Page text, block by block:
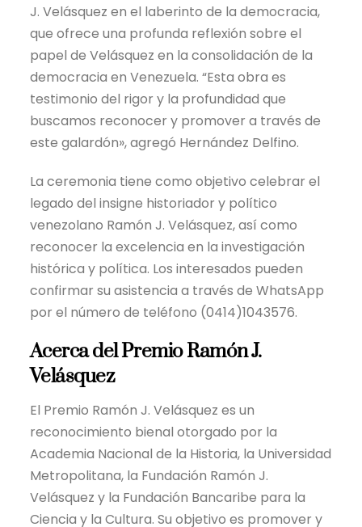
J. Velásquez en el laberinto de la democracia,
que ofrece una profunda reflexión sobre el
papel de Velásquez en la consolidación de la
democracia en Venezuela. “Esta obra es
testimonio del rigor y la profundidad que
buscamos reconocer y promover a través de
este galardón», agregó Hernández Delfino.
La ceremonia tiene como objetivo celebrar el
legado del insigne historiador y político
venezolano Ramón J. Velásquez, así como
reconocer la excelencia en la investigación
histórica y política. Los interesados pueden
confirmar su asistencia a través de WhatsApp
por el número de teléfono (0414)1043576.
Acerca del Premio Ramón J.
Velásquez
El Premio Ramón J. Velásquez es un
reconocimiento bienal otorgado por la
Academia Nacional de la Historia, la Universidad
Metropolitana, la Fundación Ramón J.
Velásquez y la Fundación Bancaribe para la
Ciencia y la Cultura. Su objetivo es promover y